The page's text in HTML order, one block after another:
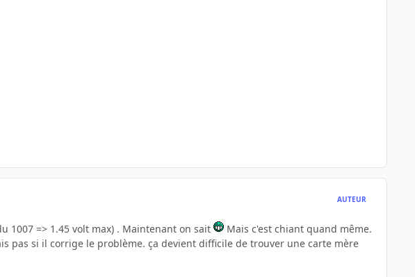
AUTEUR
1007 => 1.45 volt max) . Maintenant on sait
Mais c'est chiant quand même.
pas si il corrige le problème. ça devient difficile de trouver une carte mère